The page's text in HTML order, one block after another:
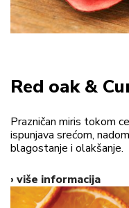
Red oak &
Prazničan miris tokom
ispunjava srećom,
blagostanje i olakšanje.
› više informacija